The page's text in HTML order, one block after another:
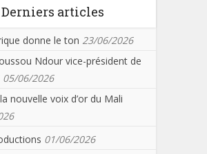
Derniers articles
donne le ton 23/06/2026
Ndour vice-président de
05/06/2026
nouvelle voix d’or du Mali
01/06/2026